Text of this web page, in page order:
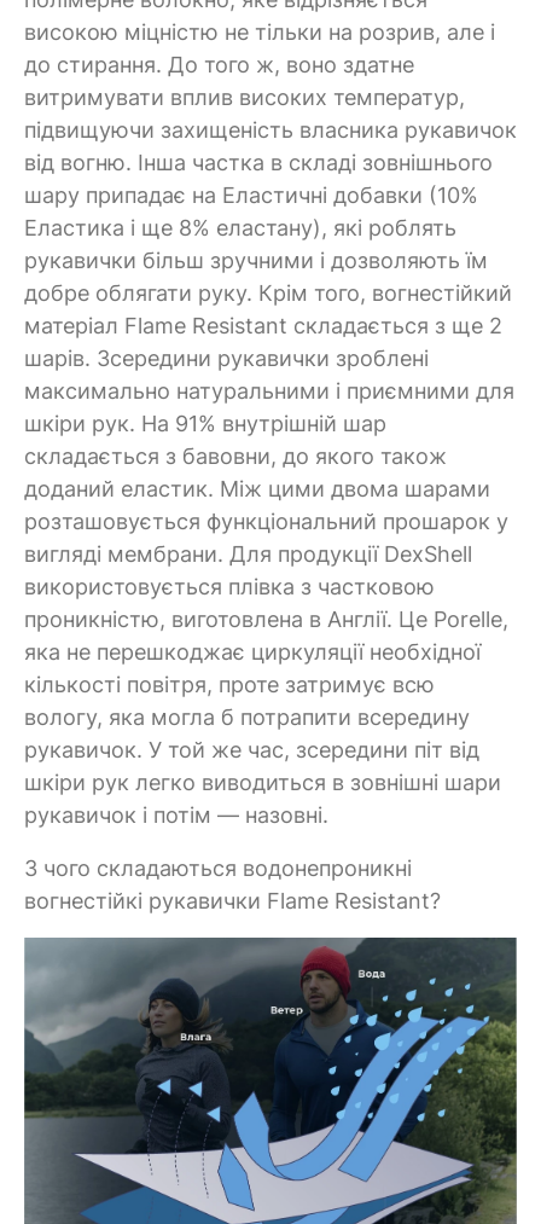
високою міцністю не тільки на розрив, але і
до стирання. До того ж, воно здатне
витримувати вплив високих температур,
підвищуючи захищеність власника рукавичок
від вогню. Інша частка в складі зовнішнього
шару припадає на Еластичні добавки (10%
Еластика і ще 8% еластану), які роблять
рукавички більш зручними і дозволяють їм
добре облягати руку. Крім того, вогнестійкий
матеріал Flame Resistant складається з ще 2
шарів. Зсередини рукавички зроблені
максимально натуральними і приємними для
шкіри рук. На 91% внутрішній шар
складається з бавовни, до якого також
доданий еластик. Між цими двома шарами
розташовується функціональний прошарок у
вигляді мембрани. Для продукції DexShell
використовується плівка з частковою
проникністю, виготовлена в Англії. Це Porelle,
яка не перешкоджає циркуляції необхідної
кількості повітря, проте затримує всю
вологу, яка могла б потрапити всередину
рукавичок. У той же час, зсередини піт від
шкіри рук легко виводиться в зовнішні шари
рукавичок і потім — назовні.
З чого складаються водонепроникні
вогнестійкі рукавички Flame Resistant?